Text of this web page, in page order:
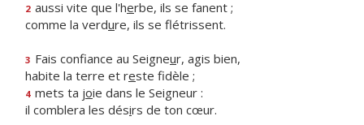
2 aussi vite que l'herbe, ils se fanent ;
comme la verdure, ils se flétrissent.
3 Fais confiance au Seigneur, agis bien,
habite la terre et reste fidèle ;
4 mets ta joie dans le Seigneur :
il comblera les désirs de ton cœur.